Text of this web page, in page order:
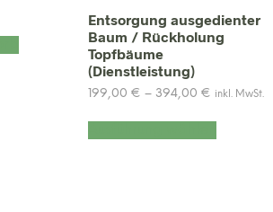
Entsorgung ausgedienter
Baum / Rückholung
Topfbäume
(Dienstleistung)
199,00€ – 394,00€
bis
394,00 €
inkl. MwSt.